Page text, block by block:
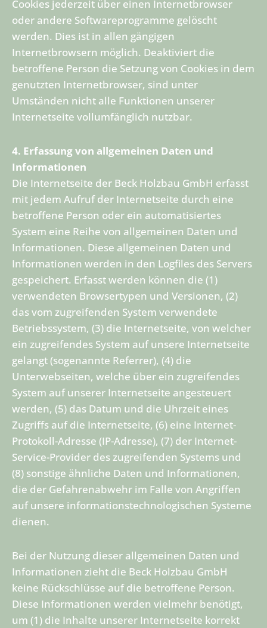
Cookies jederzeit über einen Internetbrowser
oder andere Softwareprogramme gelöscht
werden. Dies ist in allen gängigen
Internetbrowsern möglich. Deaktiviert die
betroffene Person die Setzung von Cookies in dem
genutzten Internetbrowser, sind unter
Umständen nicht alle Funktionen unserer
Internetseite vollumfänglich nutzbar.
4. Erfassung von allgemeinen Daten und
Informationen
Die Internetseite der Beck Holzbau GmbH erfasst
mit jedem Aufruf der Internetseite durch eine
betroffene Person oder ein automatisiertes
System eine Reihe von allgemeinen Daten und
Informationen. Diese allgemeinen Daten und
Informationen werden in den Logfiles des Servers
gespeichert. Erfasst werden können die (1)
verwendeten Browsertypen und Versionen, (2)
das vom zugreifenden System verwendete
Betriebssystem, (3) die Internetseite, von welcher
ein zugreifendes System auf unsere Internetseite
gelangt (sogenannte Referrer), (4) die
Unterwebseiten, welche über ein zugreifendes
System auf unserer Internetseite angesteuert
werden, (5) das Datum und die Uhrzeit eines
Zugriffs auf die Internetseite, (6) eine Internet-
Protokoll-Adresse (IP-Adresse), (7) der Internet-
Service-Provider des zugreifenden Systems und
(8) sonstige ähnliche Daten und Informationen,
die der Gefahrenabwehr im Falle von Angriffen
auf unsere informationstechnologischen Systeme
dienen.
Bei der Nutzung dieser allgemeinen Daten und
Informationen zieht die Beck Holzbau GmbH
keine Rückschlüsse auf die betroffene Person.
Diese Informationen werden vielmehr benötigt,
um (1) die Inhalte unserer Internetseite korrekt